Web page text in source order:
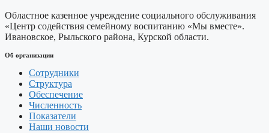
Областное казенное учреждение социального обслуживания
«Центр содействия семейному воспитанию «Мы вместе».
Ивановское, Рыльского района, Курской области.
Об организации
Сотрудники
Структура
Обеспечение
Численность
Показатели
Наши новости